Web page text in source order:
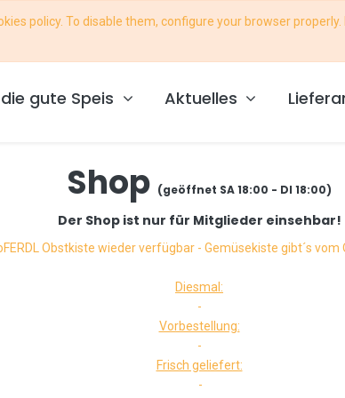
policy. To disable them, configure your browser
osttirol.at
die gute Speis Aktuelles
Shop (geöffnet SA 18:00 - DI 18:00)
Der Shop ist nur für Mitglieder einsehbar!
Obstkiste wieder verfügbar - Gemüsekiste gibt´s vom
Diesmal:
-
Vorbestellung:
-
Frisch geliefert:
-